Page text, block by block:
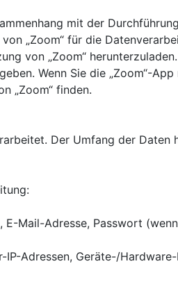
mit der
„Zoom“ für die
von „Zoom“
Wenn Sie die „Zoom“-
„Zoom“ finden.
Der Umfang der
E-Mail-Adresse, Passwort
IP-Adressen, Geräte-/